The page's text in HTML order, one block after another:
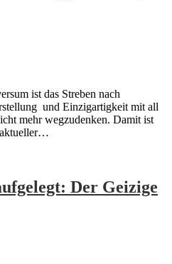
ist das Streben nach
und Einzigartigkeit mit all
mehr wegzudenken. Damit ist
Der Geizige